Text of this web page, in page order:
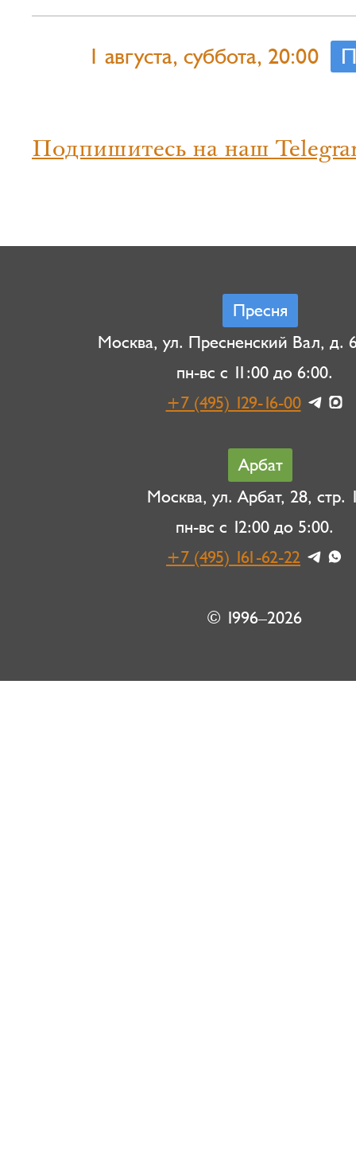
1 августа, суббота, 20:00
Подпишитесь на наш
Пресня
Москва, ул. Пресненский Вал, д.
пн-вс с 11:00 до 6:00.
+7 (495) 129-16-00
Арбат
Москва, ул. Арбат, 28, стр.
пн-вс с 12:00 до 5:00.
+7 (495) 161-62-22
© 1996–2026